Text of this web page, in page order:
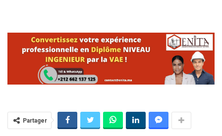
Partager